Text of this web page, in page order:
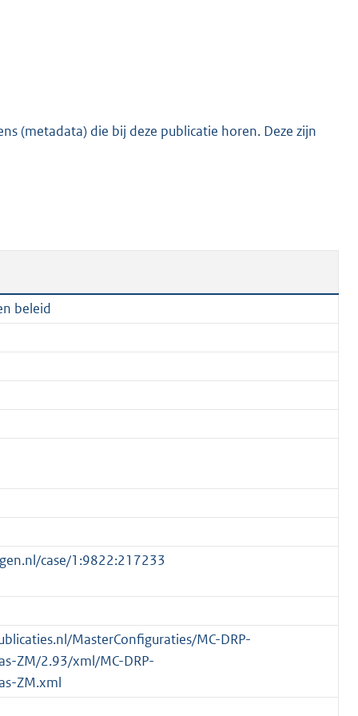
K
(metadata) die bij deze publicatie horen. Deze zijn
beleid
case/1:9822:217233
MasterConfiguraties/MC-DRP-
ZM/2.93/xml/MC-DRP-
ZM.xml